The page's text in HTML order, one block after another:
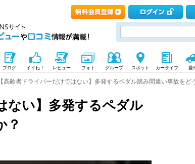
ブログ イイね！ レビュー フォト グループ スポット カーライフ 愛
【高齢者ドライバーだけではない】多発するペダル踏み間違い事故をど
ない】多発するペダル
？